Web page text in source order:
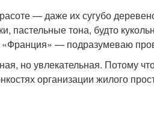
— даже их сугубо
пастельные тона, будто
— подразумеваю
но увлекательная. Потому
организации жилого